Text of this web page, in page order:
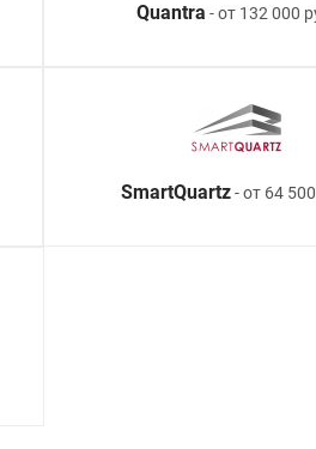
Quantra - от 132 000
SmartQuartz- от 64